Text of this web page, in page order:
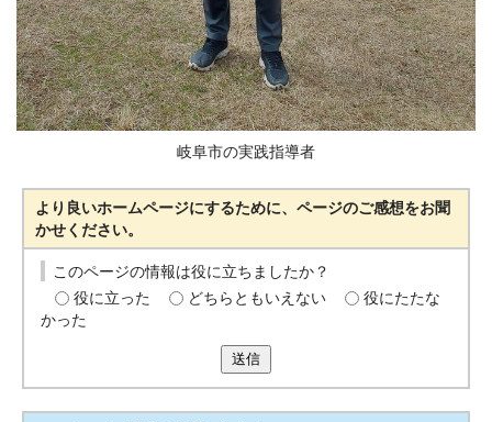
岐阜市の実践指導者
より良いホームページにするために、ページのご感想をお聞
かせください。
このページの情報は役に立ちましたか？
役に立った
どちらともいえない
役にたたな
かった
送信